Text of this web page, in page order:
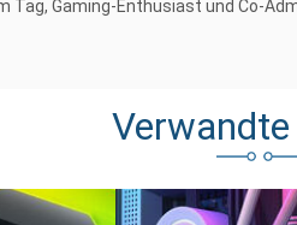
Tag, Gaming-Enthusiast und Co-